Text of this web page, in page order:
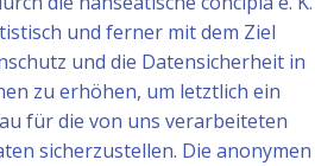
und ferner mit dem Ziel
und die Datensicherheit in
zu erhöhen, um letztlich ein
für die von uns verarbeiteten
sicherzustellen. Die anonymen